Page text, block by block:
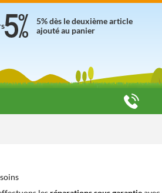
5% dès le deuxième article
ajouté au panier